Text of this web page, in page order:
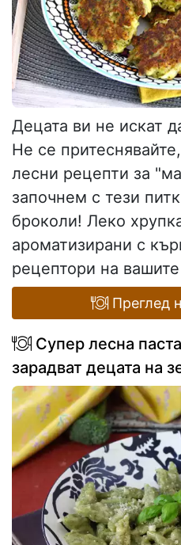
Децата ви не искат
Не се
лесни рецепти за
започнем с тези
броколи! Леко
ароматизирани с
рецептори на
Преглед
Супер лесна
зарадват децата на